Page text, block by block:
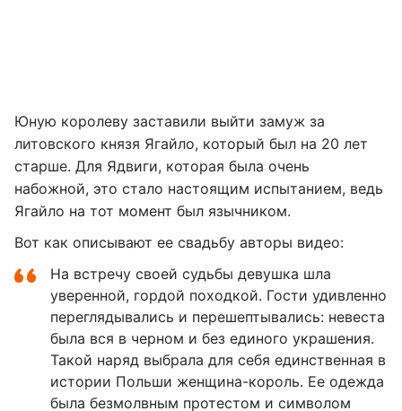
Юную королеву заставили выйти замуж за
литовского князя Ягайло, который был на 20 лет
старше. Для Ядвиги, которая была очень
набожной, это стало настоящим испытанием, ведь
Ягайло на тот момент был язычником.
Вот как описывают ее свадьбу авторы видео:
На встречу своей судьбы девушка шла
уверенной, гордой походкой. Гости удивленно
переглядывались и перешептывались: невеста
была вся в черном и без единого украшения.
Такой наряд выбрала для себя единственная в
истории Польши женщина-король. Ее одежда
была безмолвным протестом и символом